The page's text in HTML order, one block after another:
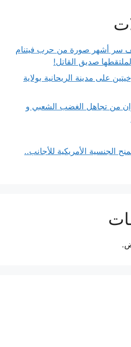
أشهر صورة من حرب فيتنام
صديق القاتل!
على مدينة الريحانية بولاية
من تجاهل الغضب الشعبي و
الجنسية الأمريكية للأجانب..